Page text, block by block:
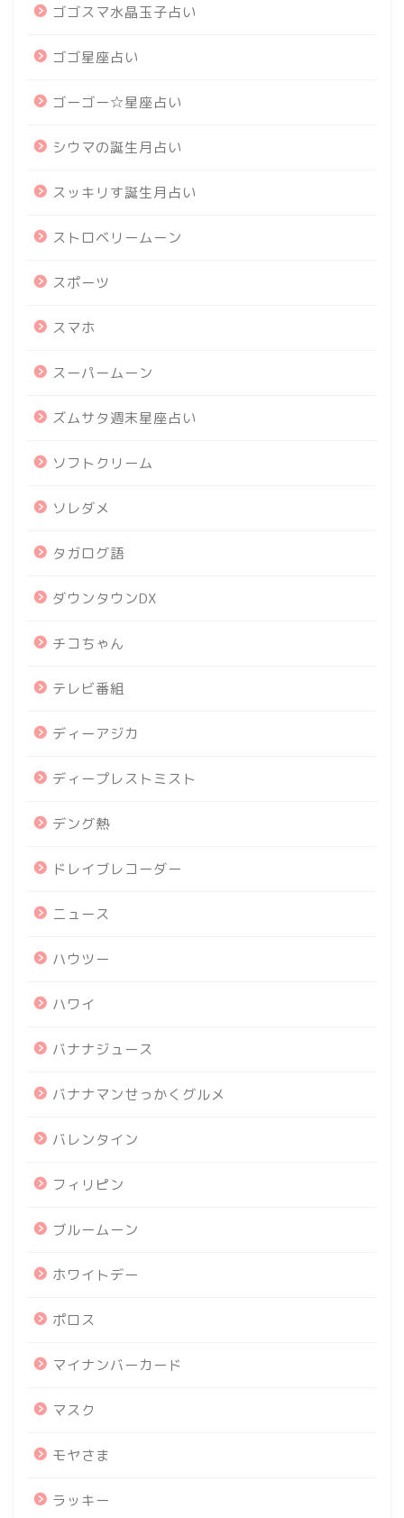
ゴゴスマ水晶玉子占い
ゴゴ星座占い
ゴーゴー☆星座占い
シウマの誕生月占い
スッキリす誕生月占い
ストロベリームーン
スポーツ
スマホ
スーパームーン
ズムサタ週末星座占い
ソフトクリーム
ソレダメ
タガログ語
ダウンタウンDX
チコちゃん
テレビ番組
ディーアジカ
ディープレストミスト
デング熱
ドレイブレコーダー
ニュース
ハウツー
ハワイ
バナナジュース
バナナマンせっかくグルメ
バレンタイン
フィリピン
ブルームーン
ホワイトデー
ポロス
マイナンバーカード
マスク
モヤさま
ラッキー